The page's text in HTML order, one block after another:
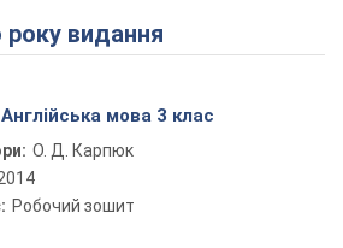
Play Video
року видання
мова 3 клас
О. Д. Карпюк
Робочий зошит